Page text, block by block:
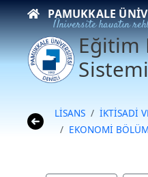
PAMUKKALE
Üniversite hayatın
Eğitim
LİSANS
İKTİSADİ
EKONOMİ